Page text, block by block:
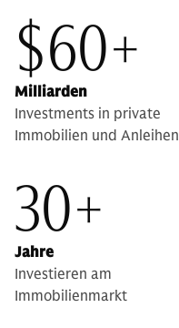
$60+
Milliarden
Investments in private
Immobilien und Anleihen
30+
Jahre
Investieren am
Immobilienmarkt